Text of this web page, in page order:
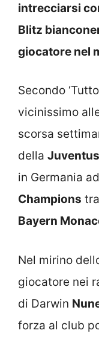
intrecciarsi
Blitz
giocatore nel
Secondo
vicinissimo
scorsa
della Juventus
in Germania
Champions
Bayern
Nel mirino
giocatore nei
di Darwin
forza al club